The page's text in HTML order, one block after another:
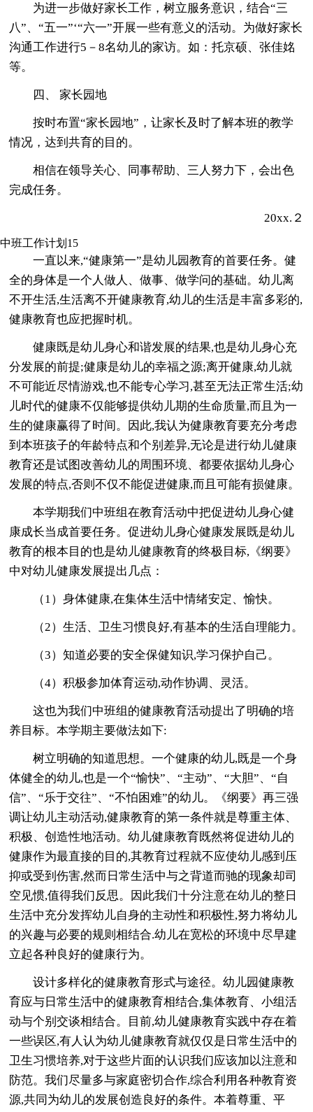
为进一步做好家长工作，树立服务意识，结合“三
八”、“五一”‘“六一”开展一些有意义的活动。为做好家长
沟通工作进行5－8名幼儿的家访。如：托京硕、张佳姳
等。
四、 家长园地
按时布置“家长园地”，让家长及时了解本班的教学
情况，达到共育的目的。
相信在领导关心、同事帮助、三人努力下，会出色
完成任务。
20xx.２
中班工作计划15
一直以来,“健康第一”是幼儿园教育的首要任务。健
全的身体是一个人做人、做事、做学问的基础。幼儿离
不开生活,生活离不开健康教育,幼儿的生活是丰富多彩的,
健康教育也应把握时机。
健康既是幼儿身心和谐发展的结果,也是幼儿身心充
分发展的前提;健康是幼儿的幸福之源;离开健康,幼儿就
不可能近尽情游戏,也不能专心学习,甚至无法正常生活;幼
儿时代的健康不仅能够提供幼儿期的生命质量,而且为一
生的健康赢得了时间。因此,我认为健康教育要充分考虑
到本班孩子的年龄特点和个别差异,无论是进行幼儿健康
教育还是试图改善幼儿的周围环境、都要依据幼儿身心
发展的特点,否则不仅不能促进健康,而且可能有损健康。
本学期我们中班组在教育活动中把促进幼儿身心健
康成长当成首要任务。促进幼儿身心健康发展既是幼儿
教育的根本目的也是幼儿健康教育的终极目标,《纲要》
中对幼儿健康发展提出几点：
（1）身体健康,在集体生活中情绪安定、愉快。
（2）生活、卫生习惯良好,有基本的生活自理能力。
（3）知道必要的安全保健知识,学习保护自己。
（4）积极参加体育运动,动作协调、灵活。
这也为我们中班组的健康教育活动提出了明确的培
养目标。本学期主要做法如下:
树立明确的知道思想。一个健康的幼儿,既是一个身
体健全的幼儿,也是一个“愉快”、“主动”、“大胆”、“自
信”、“乐于交往”、“不怕困难”的幼儿。《纲要》再三强
调让幼儿主动活动,健康教育的第一条件就是尊重主体、
积极、创造性地活动。幼儿健康教育既然将促进幼儿的
健康作为最直接的目的,其教育过程就不应使幼儿感到压
抑或受到伤害,然而日常生活中与之背道而驰的现象却司
空见惯,值得我们反思。因此我们十分注意在幼儿的整日
生活中充分发挥幼儿自身的主动性和积极性,努力将幼儿
的兴趣与必要的规则相结合.幼儿在宽松的环境中尽早建
立起各种良好的健康行为。
设计多样化的健康教育形式与途径。幼儿园健康教
育应与日常生活中的健康教育相结合,集体教育、小组活
动与个别交谈相结合。目前,幼儿健康教育实践中存在着
一些误区,有人认为幼儿健康教育就仅仅是日常生活中的
卫生习惯培养,对于这些片面的认识我们应该加以注意和
防范。我们尽量多与家庭密切合作,综合利用各种教育资
源,共同为幼儿的发展创造良好的条件。本着尊重、平